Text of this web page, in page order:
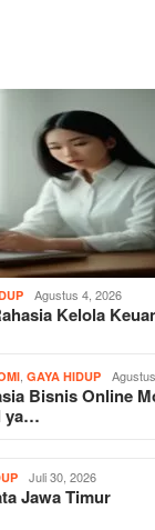
Agustus 4, 2026
Kelola
,GAYA HIDUP
Bisnis Online
ya…
Juli 30, 2026
Jawa Timur